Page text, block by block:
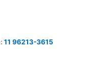
11 96213-3615